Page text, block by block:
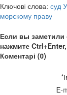
Ключові слова: суд
морскому праву
Если вы
нажмите
Коментарі (0)
*
E-